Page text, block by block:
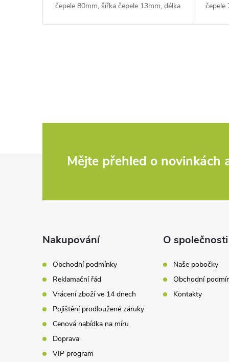
čepele 80mm, šířka čepele 13mm, délka
čepele
á
í
r
v
k
y
v
ý
Mějte přehled o novinkách
Nakupování
Obchodní podmínky
Reklamační řád
Vrácení zboží ve 14 dnech
Pojištění prodloužené záruky
Cenová nabídka na míru
Doprava
VIP program
O společnosti
Naše pobočky
Obchodní
Kontakty